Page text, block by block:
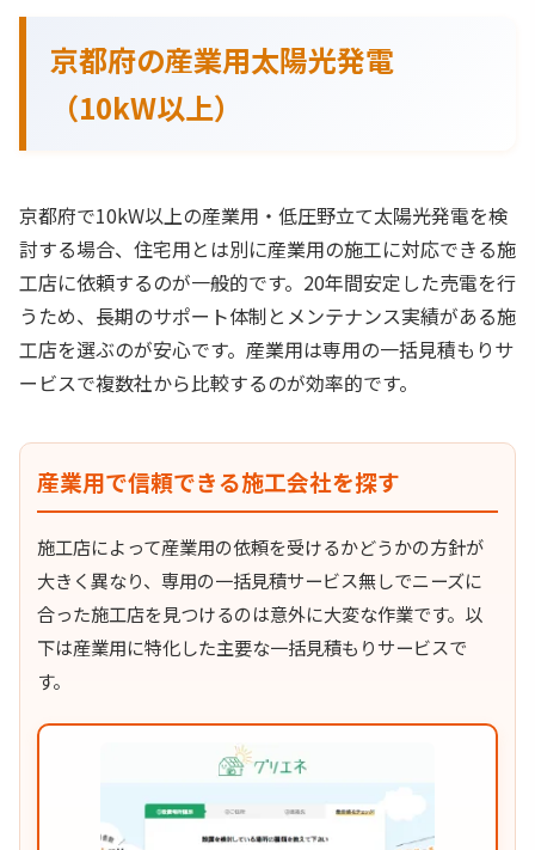
京都府の産業用太陽光発電
（10kW以上）
京都府で10kW以上の産業用・低圧野立て太陽光発電を検
討する場合、住宅用とは別に産業用の施工に対応できる施
工店に依頼するのが一般的です。20年間安定した売電を行
うため、長期のサポート体制とメンテナンス実績がある施
工店を選ぶのが安心です。産業用は専用の一括見積もりサ
ービスで複数社から比較するのが効率的です。
産業用で信頼できる施工会社を探す
施工店によって産業用の依頼を受けるかどうかの方針が
大きく異なり、専用の一括見積サービス無しでニーズに
合った施工店を見つけるのは意外に大変な作業です。以
下は産業用に特化した主要な一括見積もりサービスで
す。